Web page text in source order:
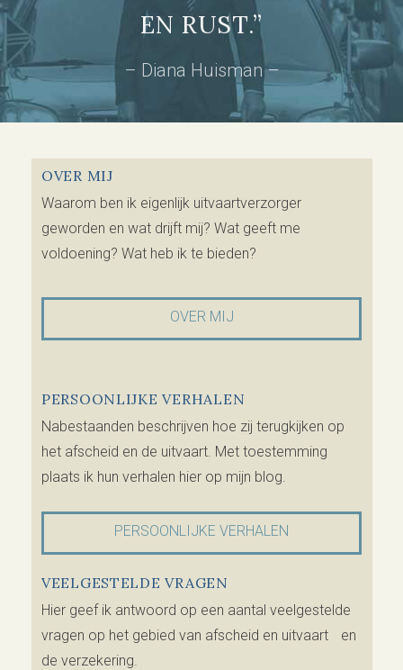
EN RUST.”
– Diana Huisman –
OVER MIJ
Waarom ben ik eigenlijk uitvaartverzorger
geworden en wat drijft mij? Wat geeft me
voldoening? Wat heb ik te bieden?
OVER MIJ
PERSOONLIJKE VERHALEN
Nabestaanden beschrijven hoe zij terugkijken op
het afscheid en de uitvaart. Met toestemming
plaats ik hun verhalen hier op mijn blog.
PERSOONLIJKE VERHALEN
VEELGESTELDE VRAGEN
Hier geef ik antwoord op een aantal veelgestelde
vragen op het gebied van afscheid en uitvaart en
de verzekering.